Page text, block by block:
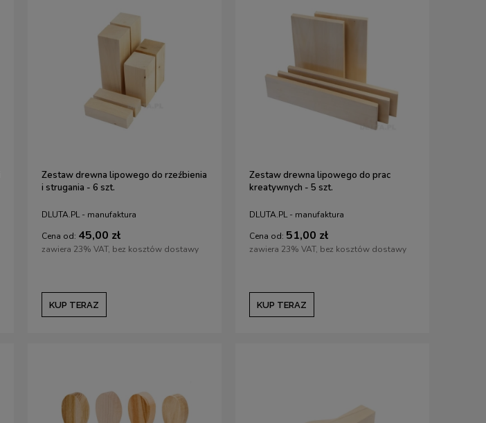
Zestaw drewna lipowego do rzeźbienia
i strugania - 6 szt.
DLUTA.PL - manufaktura
Cena od: 45,00 zł
zawiera 23% VAT, bez kosztów dostawy
KUP TERAZ
Zestaw drewna lipowego do prac
kreatywnych - 5 szt.
DLUTA.PL - manufaktura
Cena od: 51,00 zł
zawiera 23% VAT, bez kosztów dostawy
KUP TERAZ